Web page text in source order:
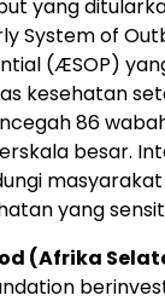
yang
System of
(ÆSOP)
kesehatan
86
besar.
yang
(Afrika